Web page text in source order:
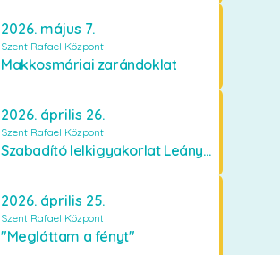
2026. május 7.
Szent Rafael Központ
Makkosmáriai zarándoklat
2026. április 26.
Szent Rafael Központ
Szabadító lelkigyakorlat Leányfalun
2026. április 25.
Szent Rafael Központ
"Megláttam a fényt"